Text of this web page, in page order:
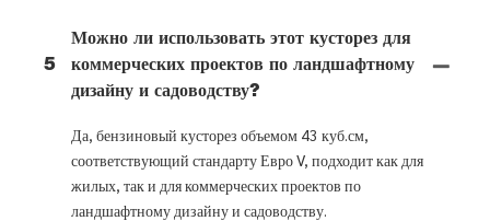
5
Можно ли использовать этот кусторез для
коммерческих проектов по ландшафтному
дизайну и садоводству?
Да, бензиновый кусторез объемом 43 куб.см,
соответствующий стандарту Евро V, подходит как для
жилых, так и для коммерческих проектов по
ландшафтному дизайну и садоводству.